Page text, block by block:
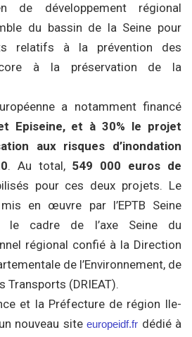
de développement régional
du bassin de la Seine pour
relatifs à la prévention des
à la préservation de la
a notamment financé
Episeine, et à 30% le projet
aux risques d’inondation
. Au total, 549 000 euros de
pour ces deux projets. Le
en œuvre par l’EPTB Seine
le cadre de l’axe Seine du
régional confié à la Direction
de l’Environnement, de
Transports (DRIEAT).
et la Préfecture de région Ile-
nouveau site europeidf.fr dédié à